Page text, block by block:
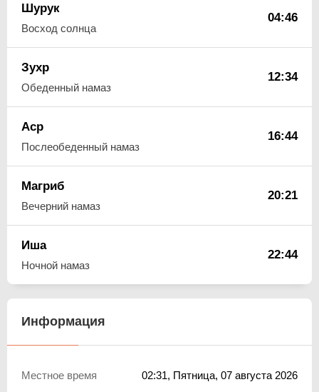
Шурук
Восход солнца
04:46
Зухр
Обеденный намаз
12:34
Аср
Послеобеденный намаз
16:44
Магриб
Вечерний намаз
20:21
Иша
Ночной намаз
22:44
Информация
Местное время 02:31, Пятница, 07 августа 2026